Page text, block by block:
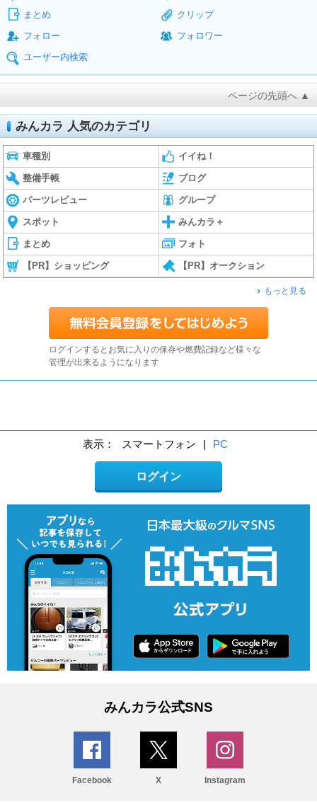
まとめ
クリップ
フォロー
フォロワー
ユーザー内検索
ページの先頭へ ▲
みんカラ 人気のカテゴリ
車種別 イイね！
整備手帳 ブログ
パーツレビュー グループ
スポット みんカラ＋
まとめ フォト
【PR】ショッピング 【PR】オークション
もっと見る
ログインするとお気に入りの保存や燃費記録など様々な
管理が出来るようになります
表示： スマートフォン | PC
ログイン
みんカラ公式SNS
Facebook X Instagram